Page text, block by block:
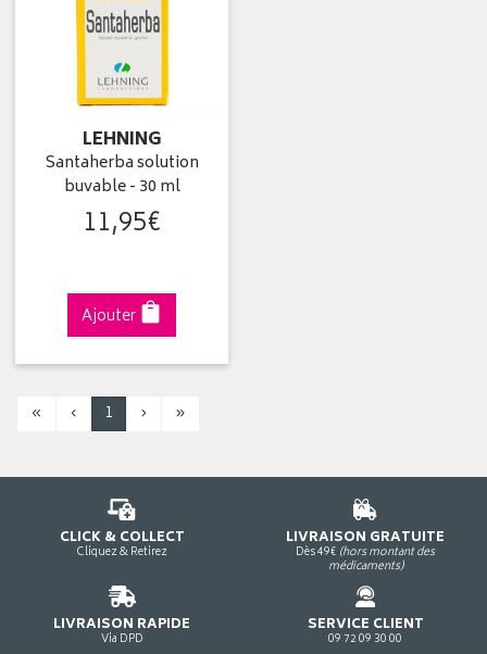
LEHNING
Santaherba solution
buvable - 30 ml
11,95€
Ajouter
« ‹ 1 › »
CLICK & COLLECT
Cliquez & Retirez
LIVRAISON GRATUITE
Dès 49€ (hors montant des
médicaments)
LIVRAISON RAPIDE
Via DPD
SERVICE CLIENT
09 72 09 30 00